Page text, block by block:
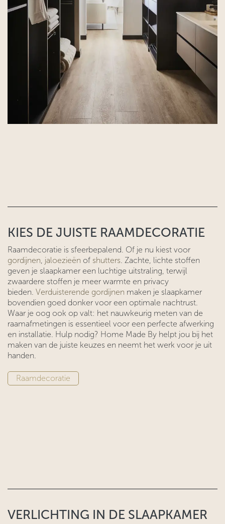
KIES DE JUISTE RAAMDECORATIE
Raamdecoratie is sfeerbepalend. Of je nu kiest voor
gordijnen, jaloezieën of shutters. Zachte, lichte stoffen
geven je slaapkamer een luchtige uitstraling, terwijl
zwaardere stoffen je meer warmte en privacy
bieden. Verduisterende gordijnen maken je slaapkamer
bovendien goed donker voor een optimale nachtrust.
Waar je oog ook op valt: het nauwkeurig meten van de
raamafmetingen is essentieel voor een perfecte afwerking
en installatie. Hulp nodig? Home Made By helpt jou bij het
maken van de juiste keuzes en neemt het werk voor je uit
handen.
Raamd​​ecorat​​​​​​ie
VERLICHTING IN DE SLAAPKAMER